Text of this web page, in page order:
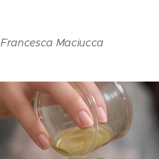
Francesca Maciucca